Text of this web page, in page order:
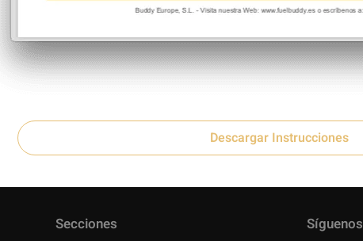
Descargar Instrucciones
Secciones Síguenos